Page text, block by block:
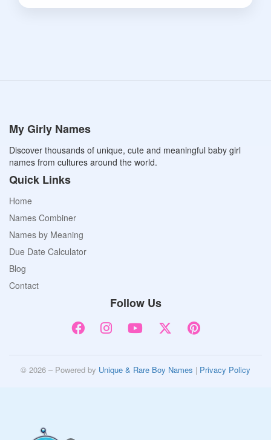
My Girly Names
Discover thousands of unique, cute and meaningful baby girl
names from cultures around the world.
Quick Links
Home
Names Combiner
Names by Meaning
Due Date Calculator
Blog
Contact
Follow Us
© 2026 – Powered by Unique & Rare Boy Names | Privacy Policy